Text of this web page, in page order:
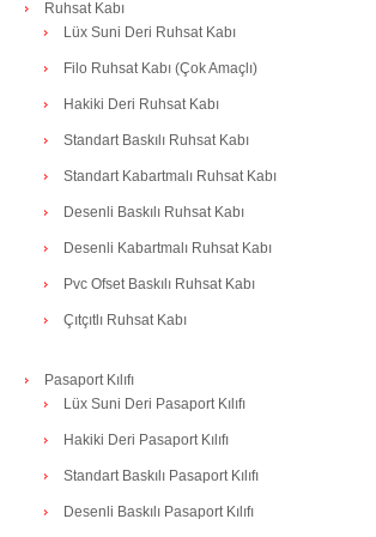
Ruhsat Kabı
Lüx Suni Deri Ruhsat Kabı
Filo Ruhsat Kabı (Çok Amaçlı)
Hakiki Deri Ruhsat Kabı
Standart Baskılı Ruhsat Kabı
Standart Kabartmalı Ruhsat Kabı
Desenli Baskılı Ruhsat Kabı
Desenli Kabartmalı Ruhsat Kabı
Pvc Ofset Baskılı Ruhsat Kabı
Çıtçıtlı Ruhsat Kabı
Pasaport Kılıfı
Lüx Suni Deri Pasaport Kılıfı
Hakiki Deri Pasaport Kılıfı
Standart Baskılı Pasaport Kılıfı
Desenli Baskılı Pasaport Kılıfı